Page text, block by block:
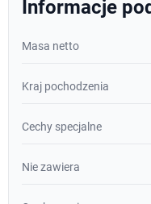
Informacje
Masa netto
Kraj pochodzenia
Cechy specjalne
Nie zawiera